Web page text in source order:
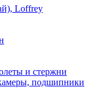
Loffrey
и стержни
подшипники